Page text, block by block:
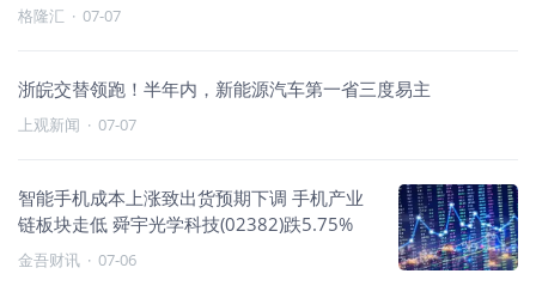
格隆汇 · 07-07
浙皖交替领跑！半年内，新能源汽车第一省三度易主
上观新闻 · 07-07
智能手机成本上涨致出货预期下调 手机产业
链板块走低 舜宇光学科技(02382)跌5.75%
金吾财讯 · 07-06